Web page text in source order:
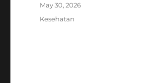
Posted
May 30, 2026
Categories
Kesehatan